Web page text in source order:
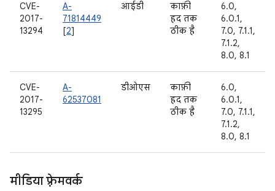
CVE-
2017-
13294
A-
71814449
[2]
आईडी
काफ़ी
हद तक
ठीक है
6.0,
6.0.1,
7.0, 7.1.1,
7.1.2,
8.0, 8.1
CVE-
2017-
13295
A-
62537081
डीओएस
काफ़ी
हद तक
ठीक है
6.0,
6.0.1,
7.0, 7.1.1,
7.1.2,
8.0, 8.1
मीडिया फ़्रेमवर्क